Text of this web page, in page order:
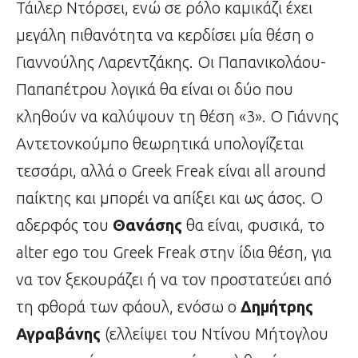
Τάιλερ Ντόρσει, ενώ σε ρόλο καμικάζι έχει
μεγάλη πιθανότητα να κερδίσει μία θέση ο
Γιαννούλης Λαρεντζάκης. Οι Παπανικολάου-
Παπαπέτρου λογικά θα είναι οι δύο που
κληθούν να καλύψουν τη θέση «3». Ο Γιάννης
Αντετονκούμπο θεωρητικά υπολογίζεται
τεσσάρι, αλλά ο Greek Freak είναι all around
παίκτης και μπορέι να απίξει και ως άσος. Ο
αδερφός του Θανάσης θα είναι, φυσικά, το
alter ego του Greek Freak στην ίδια θέση, για
να τον ξεκουράζει ή να τον προστατεύει από
τη φθορά των φάουλ, ενόσω ο Δημήτρης
Αγραβάνης (ελλείψει του Ντίνου Μήτογλου